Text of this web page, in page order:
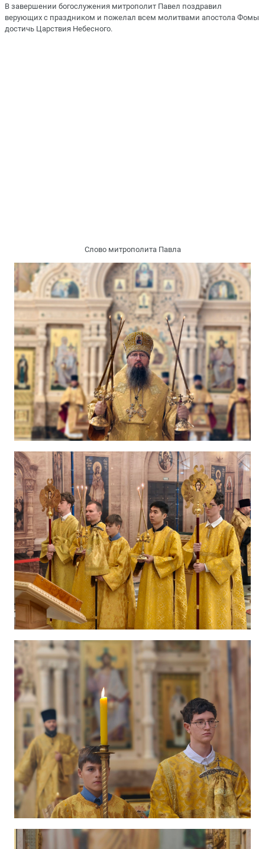
В завершении богослужения митрополит Павел поздравил
верующих с праздником и пожелал всем молитвами апостола Фомы
достичь Царствия Небесного.
Слово митрополита Павла